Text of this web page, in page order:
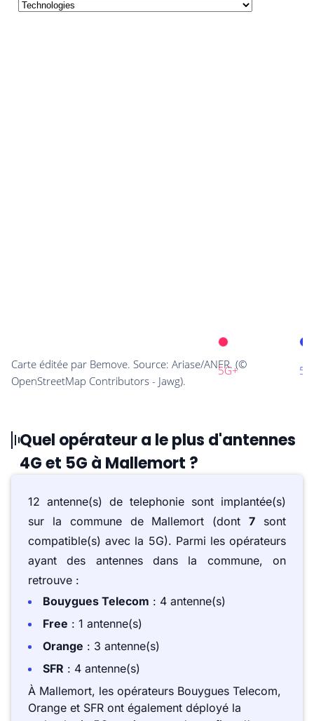
Quel opérateur a le plus d'antennes
4G et 5G à Mallemort ?
12 antenne(s) de telephonie sont implantée(s)
sur la commune de Mallemort (dont7 sont
compatible(s) avec la 5G). Parmi les opérateurs
ayant des antennes dans la commune, on
retrouve :
Bouygues Telecom : 4 antenne(s)
Free : 1 antenne(s)
Orange : 3 antenne(s)
SFR : 4 antenne(s)
À Mallemort, les opérateurs Bouygues Telecom,
Orange et SFR ont également déployé la